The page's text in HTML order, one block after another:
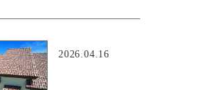
2026.04.16